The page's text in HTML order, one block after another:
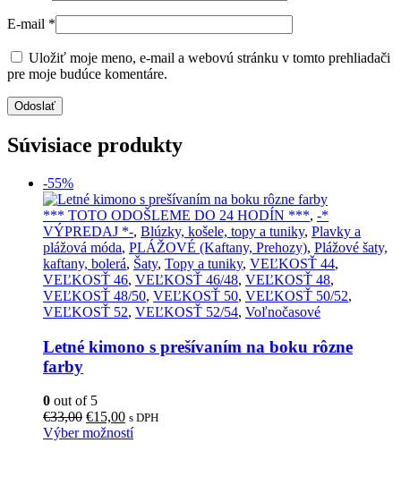
E-mail *
Uložiť moje meno, e-mail a webovú stránku v tomto prehliadači
pre moje budúce komentáre.
Súvisiace produkty
-55%
*** TOTO ODOŠLEME DO 24 HODÍN ***, -*
VÝPREDAJ *-, Blúzky, košele, topy a tuniky, Plavky a
plážová móda, PLÁŽOVÉ (Kaftany, Prehozy), Plážové šaty,
kaftany, bolerá, Šaty, Topy a tuniky, VEĽKOSŤ 44,
VEĽKOSŤ 46, VEĽKOSŤ 46/48, VEĽKOSŤ 48,
VEĽKOSŤ 48/50, VEĽKOSŤ 50, VEĽKOSŤ 50/52,
VEĽKOSŤ 52, VEĽKOSŤ 52/54, Voľnočasové
Letné kimono s prešívaním na boku rôzne
farby
0 out of 5
€33,00 Pôvodná
cena
€15,00Aktuálna
cena
s DPH
Výber možnostíTento